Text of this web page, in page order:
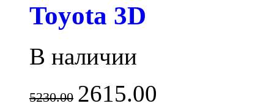
Toyota 3D
В наличии
5230.00 2615.00